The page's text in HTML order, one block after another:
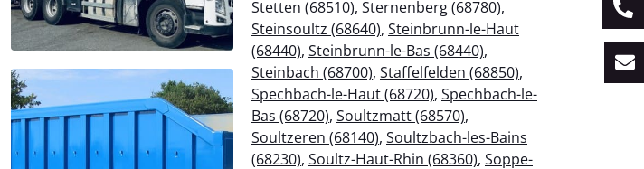
Stetten (68510), Sternenberg (68780),
Steinsoultz (68640), Steinbrunn-le-Haut
(68440), Steinbrunn-le-Bas (68440),
Steinbach (68700), Staffelfelden (68850),
Spechbach-le-Haut (68720), Spechbach-le-
Bas (68720), Soultzmatt (68570),
Soultzeren (68140), Soultzbach-les-Bains
(68230), Soultz-Haut-Rhin (68360), Soppe-